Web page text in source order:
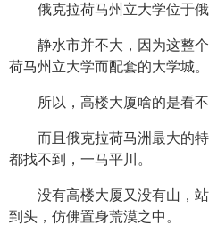
俄克拉荷马州立大学位于
静水市并不大，因为这整
荷马州立大学而配套的大学城。
所以，高楼大厦啥的是看不
而且俄克拉荷马洲最大的
都找不到，一马平川。
没有高楼大厦又没有山，
到头，仿佛置身荒漠之中。